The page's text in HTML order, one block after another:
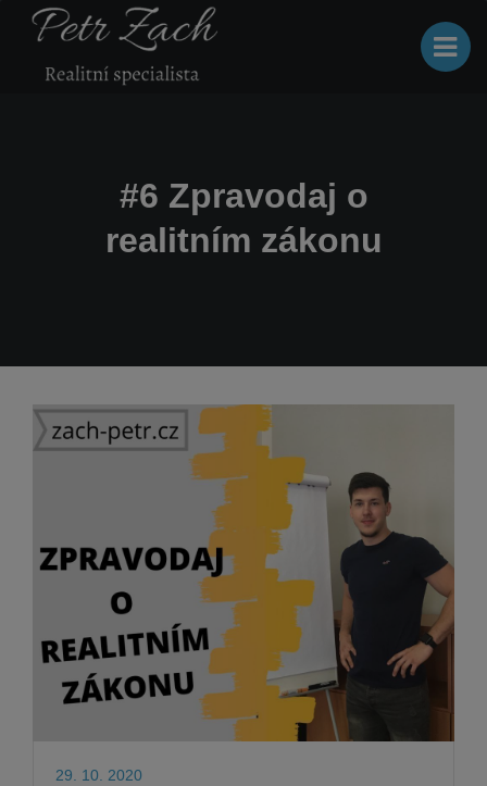
#6 Zpravodaj o
realitním zákonu
29. 10. 2020